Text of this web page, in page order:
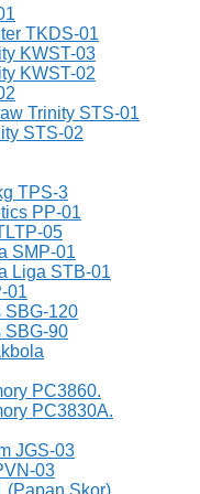
TKDS-01
KWST-03
KWST-02
Trinity STS-01
STS-02
TPS-3
PP-01
05
SMP-01
Liga STB-01
01
SBG-120
SBG-90
PC3860.
PC3830A.
JGS-03
03
(Papan Skor)